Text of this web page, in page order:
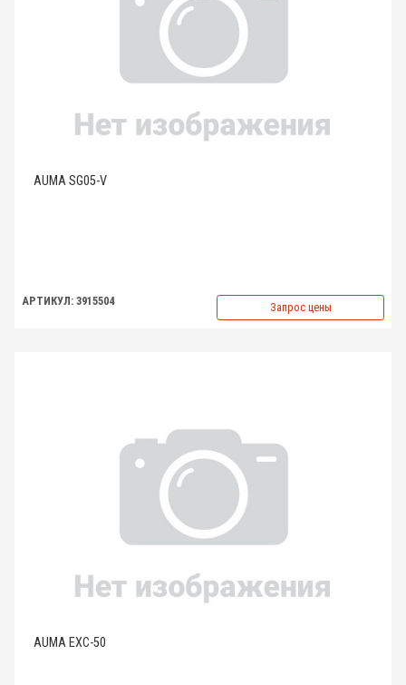
AUMA SG05-V
АРТИКУЛ: 3915504 Запрос цены
AUMA EXC-50